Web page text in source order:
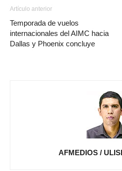
Artículo anterior
Temporada de vuelos
internacionales del AIMC hacia
Dallas y Phoenix concluye
AFMEDIOS /